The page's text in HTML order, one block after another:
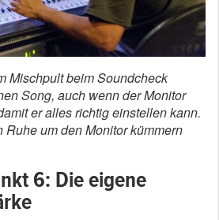
Mischpult beim Soundcheck
Song, auch wenn der Monitor
er alles richtig einstellen kann.
um den Monitor kümmern
6: Die eigene